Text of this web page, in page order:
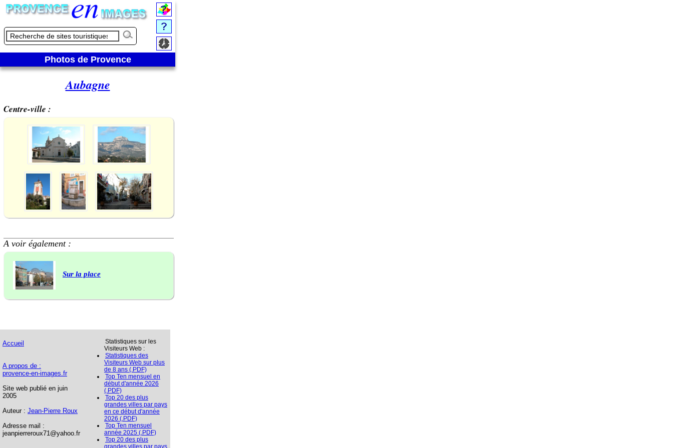
Photos de Provence
Aubagne
Centre-ville :
A voir également :
Sur la place
Accueil
A propos de :
provence-en-images.fr
Site web publié en juin
2005
Auteur : Jean-Pierre Roux
Adresse mail :
jeanpierreroux71@yahoo.fr
Statistiques sur les
Visiteurs Web :
Statistiques des
Visiteurs Web sur plus
de 8 ans (.PDF)
Top Ten mensuel en
début d'année 2026
(.PDF)
Top 20 des plus
grandes villes par pays
en ce début d'année
2026 (.PDF)
Top Ten mensuel
année 2025 (.PDF)
Top 20 des plus